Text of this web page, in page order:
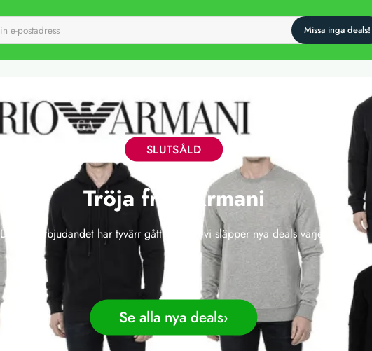
SLUTSÅLD
Tröja från Armani
Det här erbjudandet har tyvärr gått ut, men vi släpper nya deals varje dag!
Se alla nya deals